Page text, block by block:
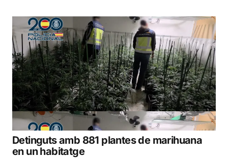
Detinguts amb 881 plantes de marihuana
en un habitatge